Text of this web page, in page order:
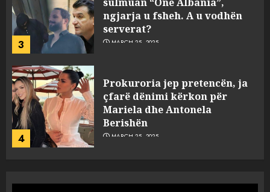
3
ngjarja u fsheh. A u vodhën
serverat?
MARCH 25, 2025
4
Prokuroria jep pretencën, ja
çfarë dënimi kërkon për
Mariela dhe Antonela
Berishën
MARCH 25, 2025